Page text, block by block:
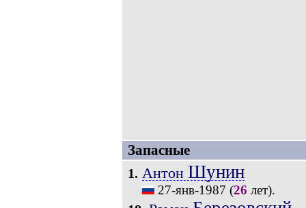
Запасные
1. Антон Шунин
27-янв-1987 (26 лет).